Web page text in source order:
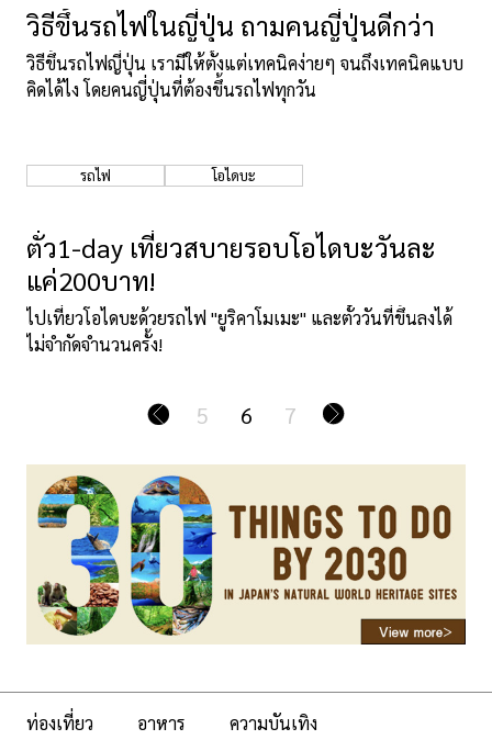
วิธีขึ้นรถไฟในญี่ปุ่น ถามคนญี่ปุ่นดีกว่า
วิธีขึ้นรถไฟญี่ปุ่น เรามีให้ตั้งแต่เทคนิคง่ายๆ จนถึงเทคนิคแบบ
คิดได้ไง โดยคนญี่ปุ่นที่ต้องขึ้นรถไฟทุกวัน
รถไฟ โอไดบะ
ตั๋ว1-day เที่ยวสบายรอบโอไดบะวันละ
แค่200บาท!
ไปเที่ยวโอไดบะด้วยรถไฟ "ยูริคาโมเมะ" และตั๋ววันที่ขึ้นลงได้
ไม่จำกัดจำนวนครั้ง!
5 6 7
ท่องเที่ยว อาหาร ความบันเทิง